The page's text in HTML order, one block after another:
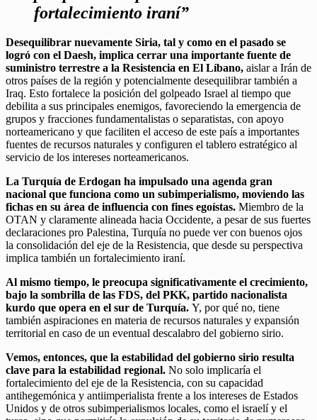
fortalecimiento iraní”
Desequilibrar nuevamente Siria, tal y como en el pasado se
logró con el Daesh, implica cerrar una importante fuente de
suministro terrestre a la Resistencia en El Líbano, aislar a Irán de
otros países de la región y potencialmente desequilibrar también a
Iraq. Esto fortalece la posición del golpeado Israel al tiempo que
debilita a sus principales enemigos, favoreciendo la emergencia de
grupos y fracciones fundamentalistas o separatistas, con apoyo
norteamericano y que faciliten el acceso de este país a importantes
fuentes de recursos naturales y configuren el tablero estratégico al
servicio de los intereses norteamericanos.
La Turquía de Erdogan ha impulsado una agenda gran
nacional que funciona como un subimperialismo, moviendo las
fichas en su área de influencia con fines egoístas. Miembro de la
OTAN y claramente alineada hacia Occidente, a pesar de sus fuertes
declaraciones pro Palestina, Turquía no puede ver con buenos ojos
la consolidación del eje de la Resistencia, que desde su perspectiva
implica también un fortalecimiento iraní.
Al mismo tiempo, le preocupa significativamente el crecimiento,
bajo la sombrilla de las FDS, del PKK, partido nacionalista
kurdo que opera en el sur de Turquía. Y, por qué no, tiene
también aspiraciones en materia de recursos naturales y expansión
territorial en caso de un eventual descalabro del gobierno sirio.
Vemos, entonces, que la estabilidad del gobierno sirio resulta
clave para la estabilidad regional. No solo implicaría el
fortalecimiento del eje de la Resistencia, con su capacidad
antihegemónica y antiimperialista frente a los intereses de Estados
Unidos y de otros subimperialismos locales, como el israelí y el